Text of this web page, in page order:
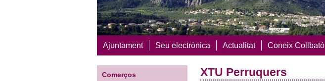
Ajuntament Seu electrònica Actualitat Coneix Collbató
Comerços XTU Perruquers